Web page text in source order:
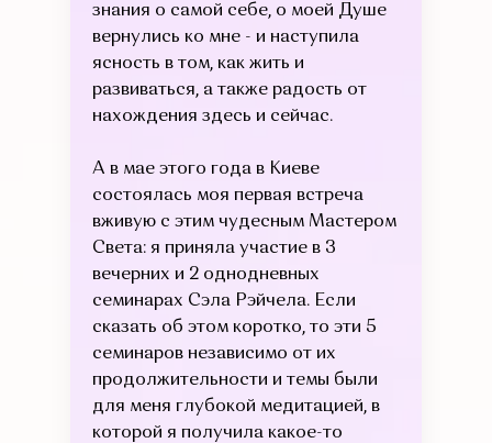
знания о самой себе, о моей Душе
вернулись ко мне - и наступила
ясность в том, как жить и
развиваться, а также радость от
нахождения здесь и сейчас.
А в мае этого года в Киеве
состоялась моя первая встреча
вживую с этим чудесным Мастером
Света: я приняла участие в 3
вечерних и 2 однодневных
семинарах Сэла Рэйчела. Если
сказать об этом коротко, то эти 5
семинаров независимо от их
продолжительности и темы были
для меня глубокой медитацией, в
которой я получила какое-то